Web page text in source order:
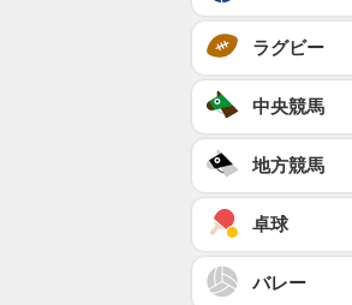
ラグビー
中央競馬
地方競馬
卓球
バレー